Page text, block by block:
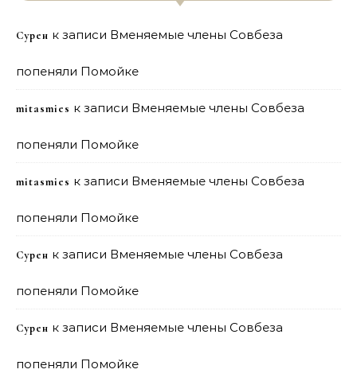
Сурен к записи Вменяемые члены Совбеза
попеняли Помойке
mitasmies к записи Вменяемые члены Совбеза
попеняли Помойке
mitasmies к записи Вменяемые члены Совбеза
попеняли Помойке
Сурен к записи Вменяемые члены Совбеза
попеняли Помойке
Сурен к записи Вменяемые члены Совбеза
попеняли Помойке